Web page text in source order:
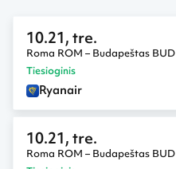
10.21, tre.
Roma ROM – Budapeštas BUD
Tiesioginis
Ryanair
10.21, tre.
Roma ROM – Budapeštas BUD